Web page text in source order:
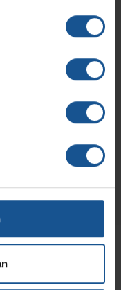
offerte aan bij VE-
Systems.
aanvragen